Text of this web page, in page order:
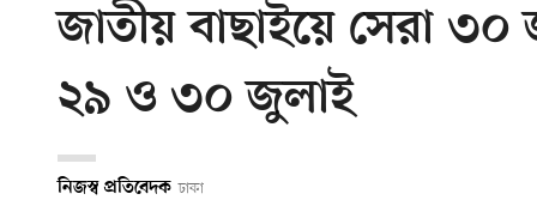
জাতীয় বাছাইয়ে সেরা ৩০
২৯ ও ৩০ জুলাই
নিজস্ব প্রতিবেদক ঢাকা